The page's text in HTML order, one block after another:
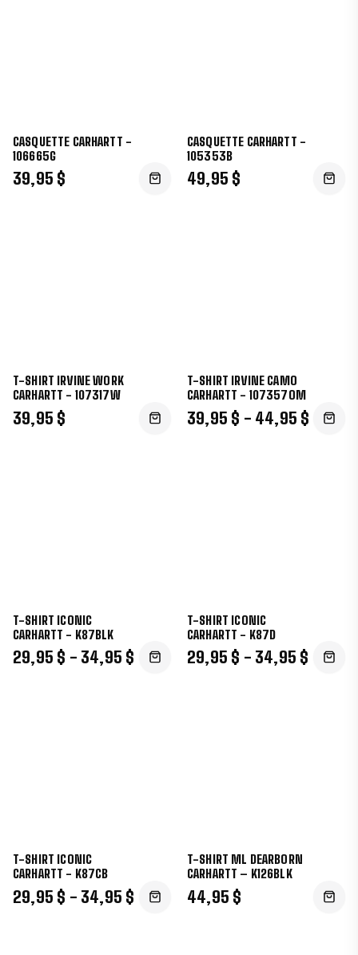
CASQUETTE CARHARTT -
106665G
39,95 $
CASQUETTE CARHARTT -
105353B
49,95 $
T-SHIRT IRVINE WORK
CARHARTT - 107317W
39,95 $
T-SHIRT IRVINE CAMO
CARHARTT - 107357OM
39,95 $ - 44,95 $
T-SHIRT ICONIC
CARHARTT - K87BLK
29,95 $ - 34,95 $
T-SHIRT ICONIC
CARHARTT - K87D
29,95 $ - 34,95 $
T-SHIRT ICONIC
CARHARTT - K87CB
29,95 $ - 34,95 $
T-SHIRT ML DEARBORN
CARHARTT – K126BLK
44,95 $